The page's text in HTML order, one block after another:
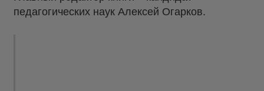
педагогических наук Алексей Огарков.